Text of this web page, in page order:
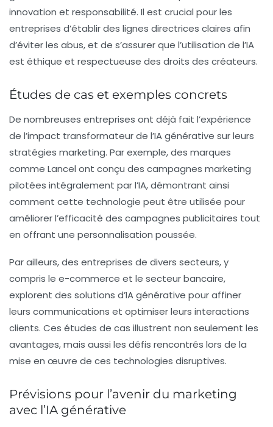
innovation et responsabilité. Il est crucial pour les
entreprises d’établir des lignes directrices claires afin
d’éviter les abus, et de s’assurer que l’utilisation de l’IA
est éthique et respectueuse des droits des créateurs.
Études de cas et exemples concrets
De nombreuses entreprises ont déjà fait l’expérience
de l’impact transformateur de l’IA générative sur leurs
stratégies marketing. Par exemple, des marques
comme Lancel ont conçu des campagnes marketing
pilotées intégralement par l’IA, démontrant ainsi
comment cette technologie peut être utilisée pour
améliorer l’efficacité des campagnes publicitaires tout
en offrant une personnalisation poussée.
Par ailleurs, des entreprises de divers secteurs, y
compris le e-commerce et le secteur bancaire,
explorent des solutions d’IA générative pour affiner
leurs communications et optimiser leurs interactions
clients. Ces études de cas illustrent non seulement les
avantages, mais aussi les défis rencontrés lors de la
mise en œuvre de ces technologies disruptives.
Prévisions pour l’avenir du marketing
avec l’IA générative